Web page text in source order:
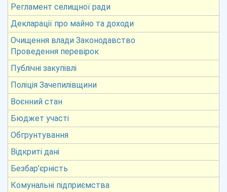
Регламент селищної ради
Декларації про майно та доходи
Очищення влади Законодавство
Проведення перевірок
Публічні закупівлі
Поліція Зачепилівщини
Воєнний стан
Бюджет участі
Обгрунтування
Відкриті дані
Безбар’єрність
Комунальні підприємства